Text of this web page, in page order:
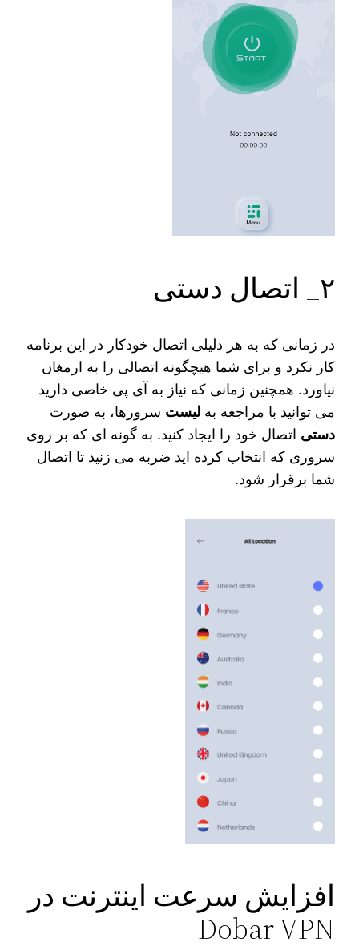
۲_ اتصال دستی
در زمانی که به هر دلیلی اتصال خودکار در این برنامه
کار نکرد و برای شما هیچگونه اتصالی را به ارمغان
نیاورد. همچنین زمانی که نیاز به آی پی خاصی دارید
می‌ توانید با مراجعه بهلیست سرورها، به صورت
دستی اتصال خود را ایجاد کنید. به گونه ای که بر روی
سروری که انتخاب کرده اید ضربه می زنید تا اتصال
شما برقرار شود.
افزایش سرعت اینترنت در
Dobar VPN